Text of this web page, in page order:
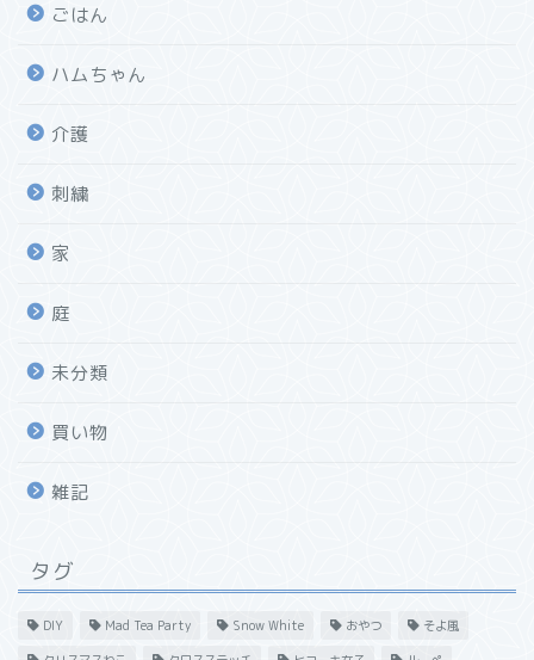
ごはん
ハムちゃん
介護
刺繍
家
庭
未分類
買い物
雑記
タグ
DIY Mad Tea Party Snow White おやつ そよ風